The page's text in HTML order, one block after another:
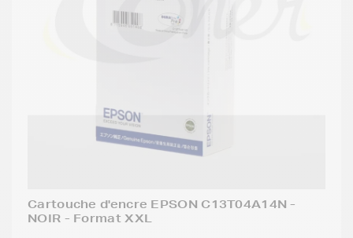
Cartouche d'encre EPSON C13T04A14N -
NOIR - Format XXL